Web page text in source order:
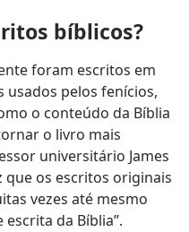
bíblicos?
foram escritos em
pelos fenícios,
o conteúdo da Bíblia
o livro mais
universitário James
que os escritos originais
vezes até mesmo
da Bíblia”.